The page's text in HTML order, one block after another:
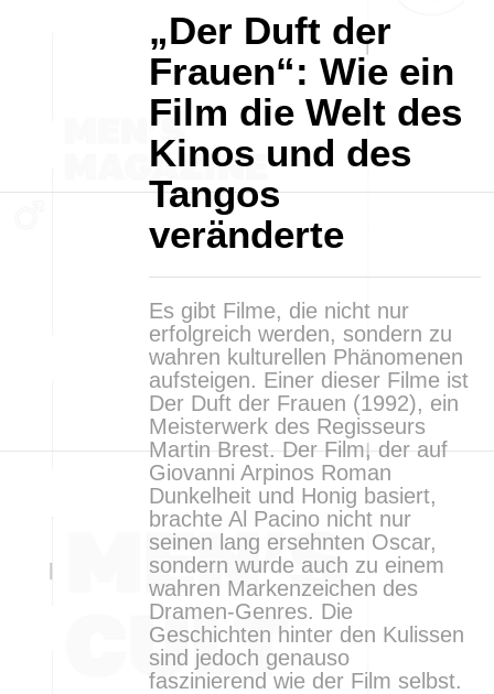
„Der Duft der
Frauen“: Wie ein
Film die Welt des
Kinos und des
Tangos
veränderte
Es gibt Filme, die nicht nur
erfolgreich werden, sondern zu
wahren kulturellen Phänomenen
aufsteigen. Einer dieser Filme ist
Der Duft der Frauen (1992), ein
Meisterwerk des Regisseurs
Martin Brest. Der Film, der auf
Giovanni Arpinos Roman
Dunkelheit und Honig basiert,
brachte Al Pacino nicht nur
seinen lang ersehnten Oscar,
sondern wurde auch zu einem
wahren Markenzeichen des
Dramen-Genres. Die
Geschichten hinter den Kulissen
sind jedoch genauso
faszinierend wie der Film selbst.